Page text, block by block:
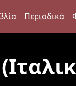
Περιοδικά